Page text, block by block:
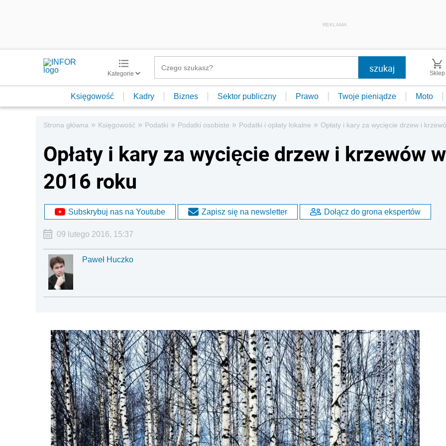
REKLAMA
Kategorie Sklep
Księgowość Kadry Biznes Sektor publiczny Prawo Twoje pieniądze Moto
Strona główna » Księgowość » Podatki » Podatki osobiste » Podatki i opłaty lokalne » Opłaty i kary za wycięcie drzew i
Opłaty i kary za wycięcie drzew i krzewów w
2016 roku
Subskrybuj nas na Youtube Zapisz się na newsletter Dołącz do grona ekspertów
09 lutego 2016, 15:37
Paweł Huczko